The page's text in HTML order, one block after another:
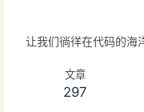
让我们徜徉在代码的海
文章
297